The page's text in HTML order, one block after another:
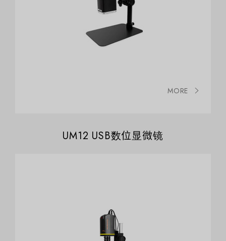
MORE
UM12 USB数位显微镜